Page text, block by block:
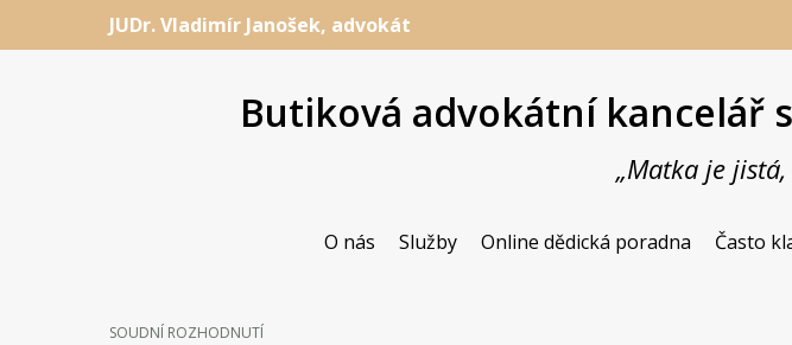
JUDr. Vladimír Janošek, advokát
Butiková advokátní kancelář
„Matka je
O nás Služby Online dědická poradna Často
SOUDNÍ ROZHODNUTÍ